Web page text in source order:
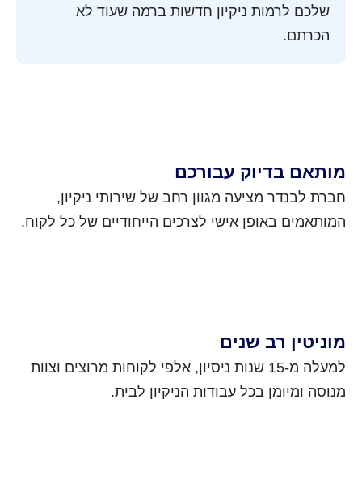
שלכם לרמות ניקיון חדשות ברמה שעוד לא
הכרתם.
מותאם בדיוק עבורכם
חברת לבנדר מציעה מגוון רחב של שירותי ניקיון,
המותאמים באופן אישי לצרכים הייחודיים של כל לקוח.
מוניטין רב שנים
למעלה מ-15 שנות ניסיון, אלפי לקוחות מרוצים וצוות
מנוסה ומיומן בכל עבודות הניקיון לבית.